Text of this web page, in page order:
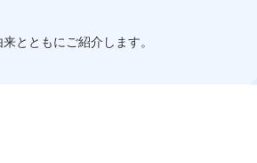
とともにご紹介します。